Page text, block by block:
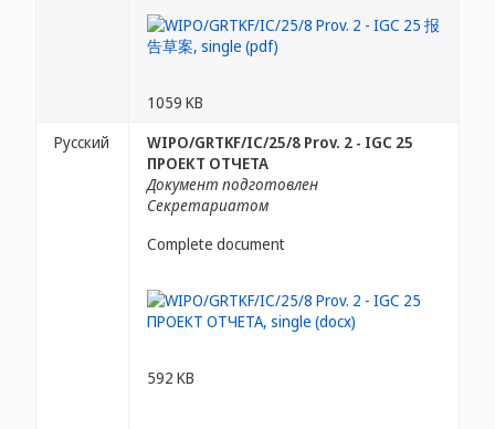
1059 KB
Русский
WIPO/GRTKF/IC/25/8 Prov. 2 - IGC 25
ПРОЕКТ ОТЧЕТА
Документ подготовлен
Секретариатом
Complete document
592 KB